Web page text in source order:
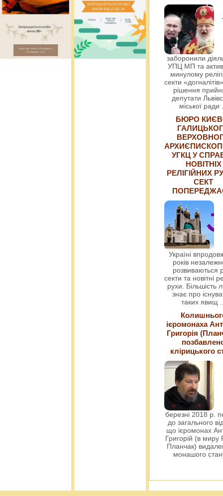
заборонили
УПЦ МП та
минулому
секти
рішення
депутати
міської ради
БЮРО
УГКЦ У
НОВІТНІХ
РЕЛІГІЙНИХ
СЕКТ
Україні
років
розвиваються
секти та новітні
рухи. Більшість
знає про
таких явищ
ієромонаха
Григорія
клірицького
березні 2018 р.
до загального
що ієромонах
Григорій (в миру
Планчак)
монашого